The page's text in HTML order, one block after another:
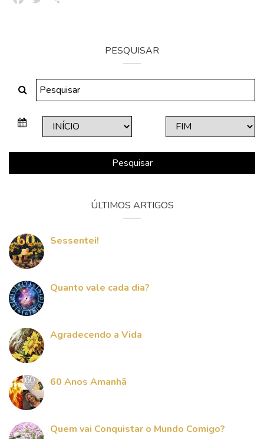
PESQUISAR
Pesquisar
ÚLTIMOS ARTIGOS
Sessentei!
Quanto vale cada dia?
Agradecendo a Vida
60 Anos Amanhã
Quem vai Conquistar o Mundo Comigo?